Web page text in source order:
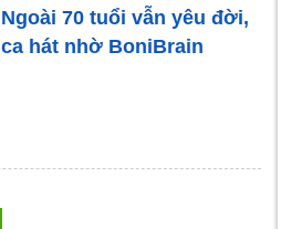
Ngoài 70 tuổi vẫn yêu đời,
ca hát nhờ BoniBrain